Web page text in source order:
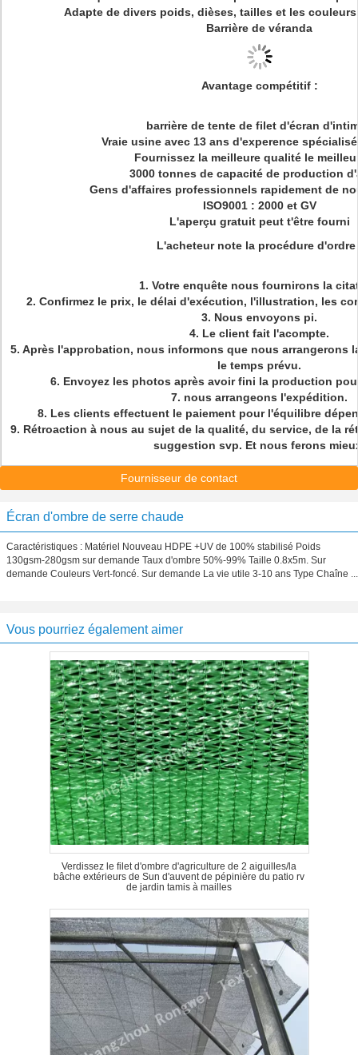
Adapte de divers poids, dièses, tailles et les
Barrière de véranda
Avantage compétitif :
barrière de tente de filet d'écran
Vraie usine avec 13 ans d'experence
Fournissez la meilleure qualité le
3000 tonnes de capacité de production
Gens d'affaires professionnels rapidement de
ISO9001 : 2000 et GV
L'aperçu gratuit peut t'être fourni
L'acheteur note la procédure d'ordre
1. Votre enquête nous fournirons la
2. Confirmez le prix, le délai d'exécution, l'illustration, les
3. Nous envoyons pi.
4. Le client fait l'acompte.
5. Après l'approbation, nous informons que nous arrangerons
le temps prévu.
6. Envoyez les photos après avoir fini la production
7. nous arrangeons l'expédition.
8. Les clients effectuent le paiement pour l'équilibre
9. Rétroaction à nous au sujet de la qualité, du service, de la
suggestion svp. Et nous ferons
Fournisseur de contact
Écran d'ombre de serre chaude
Caractéristiques : Matériel Nouveau HDPE +UV de 100% stabilisé Poids
130gsm-280gsm sur demande Taux d'ombre 50%-99% Taille 0.8x5m. Sur
demande Couleurs Vert-foncé. Sur demande La vie utile 3-10 ans Type Chaîne ...
Vous pourriez également aimer
Verdissez le filet d'ombre d'agriculture de 2 aiguilles/la
bâche extérieurs de Sun d'auvent de pépinière du patio rv
de jardin tamis à mailles